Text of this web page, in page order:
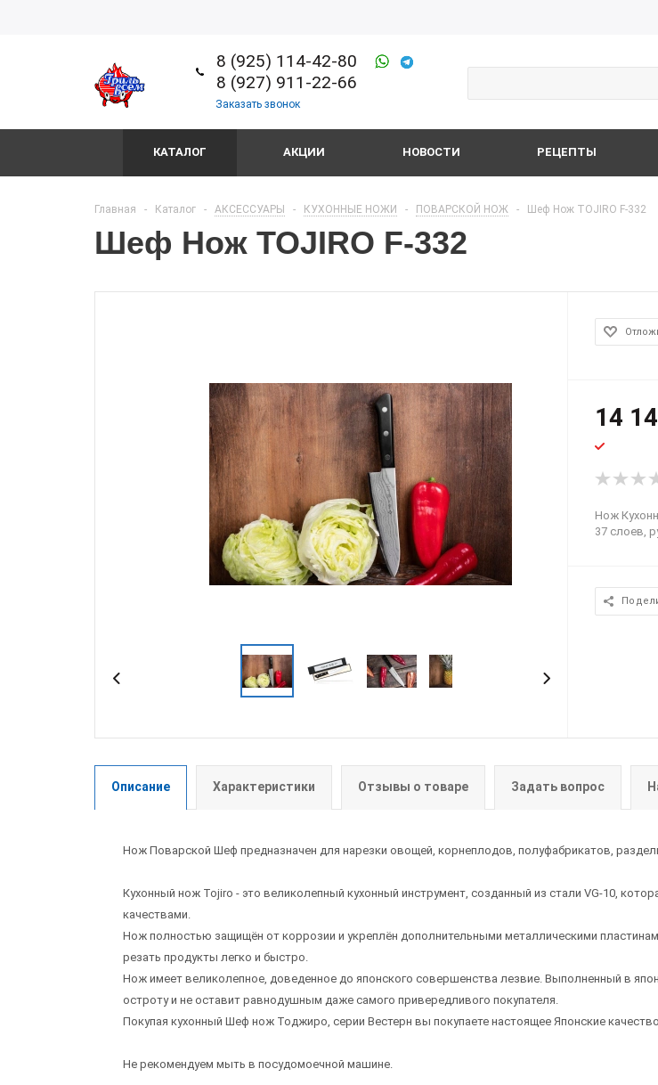
8 (925) 114-42-80
8 (927) 911-22-66
Заказать звонок
КАТАЛОГ АКЦИИ НОВОСТИ РЕЦЕПТЫ
Главная - Каталог - АКСЕССУАРЫ - КУХОННЫЕ НОЖИ - ПОВАРСКОЙ НОЖ - Шеф Нож TOJIRO F-332
Шеф Нож TOJIRO F-332
14
Нож
37 слоев,
Описание Характеристики Отзывы о товаре Задать вопрос
Нож Поварской Шеф предназначен для нарезки овощей, корнеплодов, полуфабрикатов,
Кухонный нож Tojiro - это великолепный кухонный инструмент, созданный из стали VG-10,
качествами.
Нож полностью защищён от коррозии и укреплён дополнительными металлическими
резать продукты легко и быстро.
Нож имеет великолепное, доведенное до японского совершенства лезвие. Выполненный в
остроту и не оставит равнодушным даже самого привередливого покупателя.
Покупая кухонный Шеф нож Тоджиро, серии Вестерн вы покупаете настоящее Японские
Не рекомендуем мыть в посудомоечной машине.